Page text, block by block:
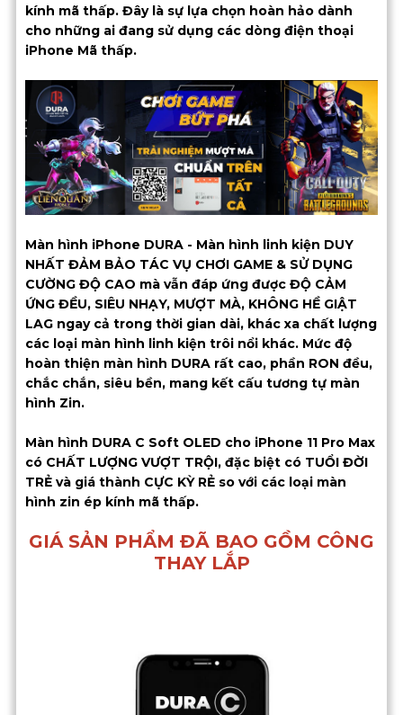
kính mã thấp. Đây là sự lựa chọn hoàn hảo dành
cho những ai đang sử dụng các dòng điện thoại
iPhone Mã thấp.
Màn hình iPhone DURA - Màn hình linh kiện DUY
NHẤT ĐẢM BẢO TÁC VỤ CHƠI GAME & SỬ DỤNG
CƯỜNG ĐỘ CAO mà vẫn đáp ứng được ĐỘ CẢM
ỨNG ĐỀU, SIÊU NHẠY, MƯỢT MÀ, KHÔNG HỀ GIẬT
LAG ngay cả trong thời gian dài, khác xa chất lượng
các loại màn hình linh kiện trôi nổi khác. Mức độ
hoàn thiện màn hình DURA rất cao, phần RON đều,
chắc chắn, siêu bền, mang kết cấu tương tự màn
hình Zin.
Màn hình DURA C Soft OLED cho iPhone 11 Pro Max
có CHẤT LƯỢNG VƯỢT TRỘI, đặc biệt có TUỔI ĐỜI
TRẺ và giá thành CỰC KỲ RẺ so với các loại màn
hình zin ép kính mã thấp.
GIÁ SẢN PHẨM ĐÃ BAO GỒM CÔNG
THAY LẮP